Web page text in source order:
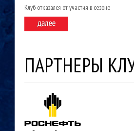
Клуб отказался от участия в сезоне
ПАРТНЕРЫ